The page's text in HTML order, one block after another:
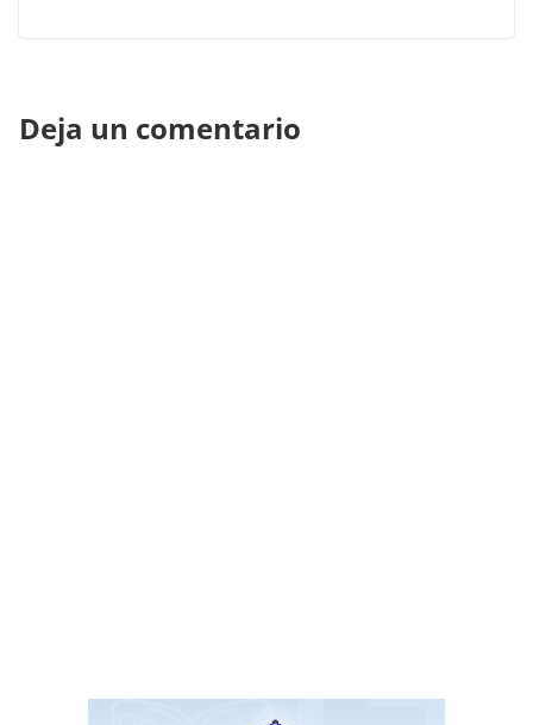
Deja un comentario